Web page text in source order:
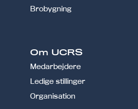
Brobygning
Om UCRS
Medarbejdere
Ledige stillinger
Organisation